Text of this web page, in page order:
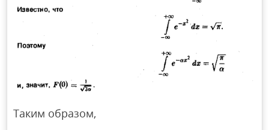
Таким образом,